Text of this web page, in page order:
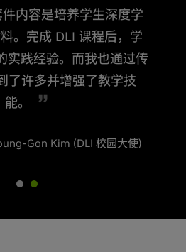
内容是培养学生深度学
。完成 DLI 课程后，学
实践经验。而我也通过传
了许多并增强了教学技
能。
Gon Kim (DLI 校园大使)